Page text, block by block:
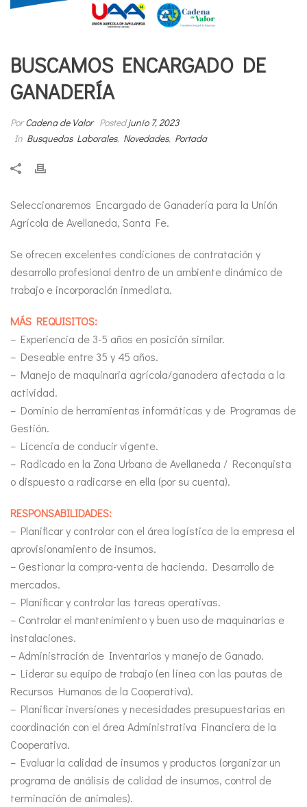
BUSCAMOS ENCARGADO DE
GANADERÍA
PorCadena de Valor Postedjunio 7, 2023
In Busquedas Laborales, Novedades, Portada
Seleccionaremos Encargado de Ganadería para la Unión
Agrícola de Avellaneda, Santa Fe.
Se ofrecen excelentes condiciones de contratación y
desarrollo profesional dentro de un ambiente dinámico de
trabajo e incorporación inmediata.
MÁS REQUISITOS:
– Experiencia de 3-5 años en posición similar.
– Deseable entre 35 y 45 años.
– Manejo de maquinaria agrícola/ganadera afectada a la
actividad.
– Dominio de herramientas informáticas y de Programas de
Gestión.
– Licencia de conducir vigente.
– Radicado en la Zona Urbana de Avellaneda / Reconquista
o dispuesto a radicarse en ella (por su cuenta).
RESPONSABILIDADES:
– Planificar y controlar con el área logística de la empresa el
aprovisionamiento de insumos.
– Gestionar la compra-venta de hacienda. Desarrollo de
mercados.
– Planificar y controlar las tareas operativas.
– Controlar el mantenimiento y buen uso de maquinarias e
instalaciones.
– Administración de Inventarios y manejo de Ganado.
– Liderar su equipo de trabajo (en línea con las pautas de
Recursos Humanos de la Cooperativa).
– Planificar inversiones y necesidades presupuestarias en
coordinación con el área Administrativa Financiera de la
Cooperativa.
– Evaluar la calidad de insumos y productos (organizar un
programa de análisis de calidad de insumos, control de
terminación de animales).